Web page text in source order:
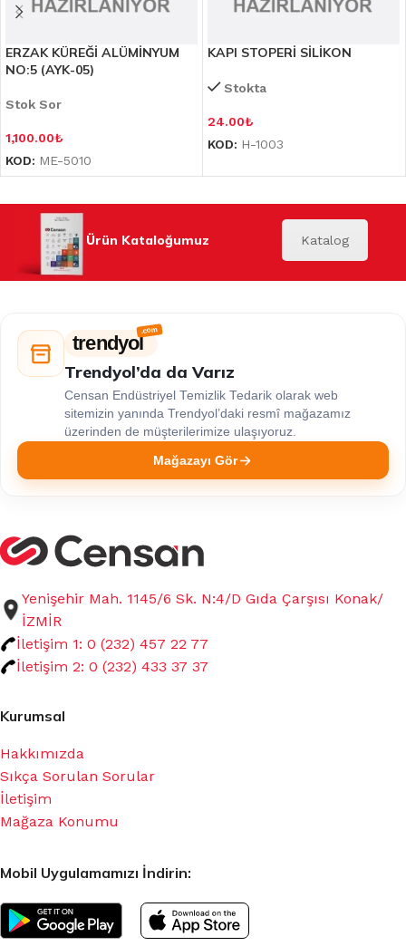
ERZAK KÜREĞİ ALÜMİNYUM
NO:5 (AYK-05)
Stok Sor
1,100.00₺
KOD: ME-5010
KAPI STOPERİ SİLİKON
Stokta
24.00₺
KOD: H-1003
Ürün Kataloğumuz Katalog
trendyol
Trendyol’da da Varız
Censan Endüstriyel Temizlik Tedarik olarak web
sitemizin yanında Trendyol’daki resmî mağazamız
üzerinden de müşterilerimize ulaşıyoruz.
Mağazayı Gör
Yenişehir Mah. 1145/6 Sk. N:4/D Gıda Çarşısı Konak/
İZMİR
İletişim 1: 0 (232) 457 22 77
İletişim 2: 0 (232) 433 37 37
Kurumsal
Hakkımızda
Sıkça Sorulan Sorular
İletişim
Mağaza Konumu
Mobil Uygulamamızı İndirin: